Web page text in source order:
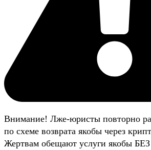
Внимание! Лже-юристы повторно
по схеме возврата якобы через
Жертвам обещают услуги якобы